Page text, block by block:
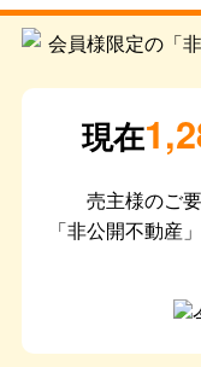
現在
売主様のご
「非公開不動産